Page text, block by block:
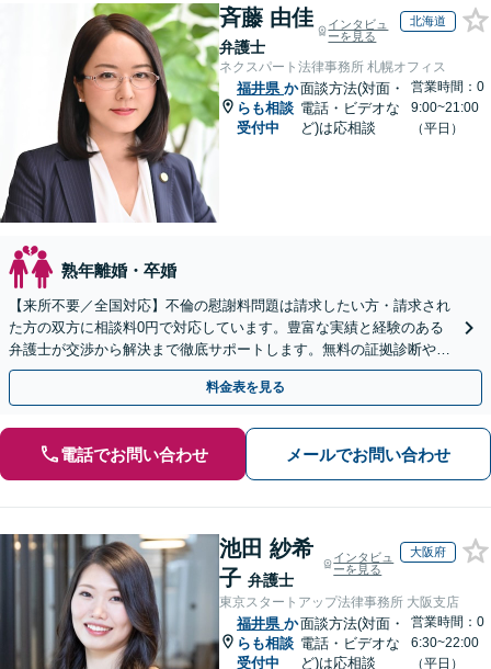
斉藤 由佳
弁護士
インタビュ
ーを見る
北海道
ネクスパート法律事務所 札幌オフィス
福井県 か
らも相談
受付中
面談方法(対面・
電話・ビデオな
ど)は応相談
営業時間：0
9:00~21:00
（平日）
熟年離婚・卒婚
【来所不要／全国対応】不倫の慰謝料問題は請求したい方・請求され
た方の双方に相談料0円で対応しています。豊富な実績と経験のある
弁護士が交渉から解決まで徹底サポートします。無料の証拠診断や着
手金の返還保証もありますので安心してご相談ください。
料金表を見る
電話でお問い合わせ メールでお問い合わせ
池田 紗希
子 弁護士
インタビュ
ーを見る
大阪府
東京スタートアップ法律事務所 大阪支店
福井県 か
らも相談
受付中
面談方法(対面・
電話・ビデオな
ど)は応相談
営業時間：0
6:30~22:00
（平日）